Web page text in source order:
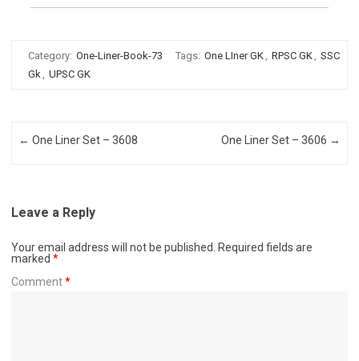
Category: One-Liner-Book-73 Tags: One LIner GK, RPSC GK, SSC
Gk, UPSC GK
Post navigation
← One Liner Set – 3608 One Liner Set – 3606 →
Leave a Reply
Your email address will not be published.
Required fields are
marked *
Comment*